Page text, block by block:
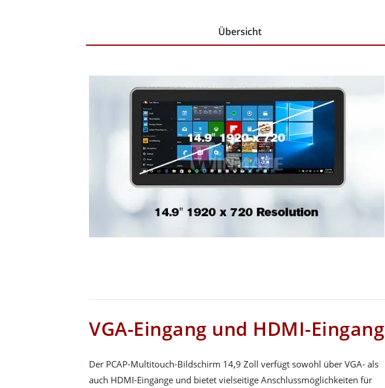
Übersicht
VGA-Eingang und HDMI-Eingang
Der PCAP-Multitouch-Bildschirm 14,9 Zoll verfügt sowohl über VGA- als
auch HDMI-Eingänge und bietet vielseitige Anschlussmöglichkeiten für